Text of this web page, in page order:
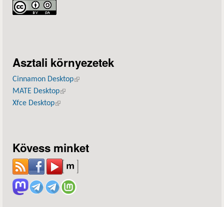
Asztali környezetek
Cinnamon Desktop(külső hivatkozás)
MATE Desktop(külső hivatkozás)
Xfce Desktop(külső hivatkozás)
Kövess minket